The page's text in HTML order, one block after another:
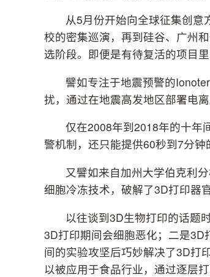
从5月份开始向全球征集创
校的密集巡演，再到硅谷、广州
选阶段。即便是有待复活的项目
譬如专注于地震预警的
扰，通过在地震高发地区部署电
仅在2008年到2018年的十年
警机制，还只能提供60秒到7分钟
又譬如来自加州大学伯克利
细胞冷冻技术，破解了3D打印器
以往谈到3D生物打印的话题
3D打印期间会细胞恶化；二是
间的实验攻坚后巧妙解决了3D打
以被应用于食品行业，通过逐层